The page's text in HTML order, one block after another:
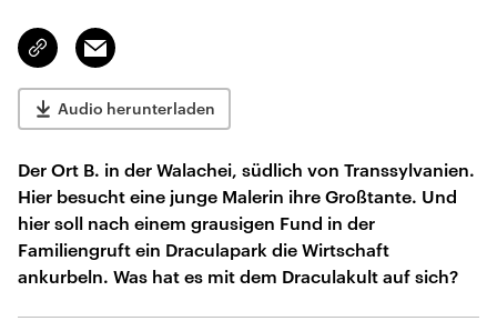
Link
kopieren/teilen
Email
Audio herunterladen
Der Ort B. in der Walachei, südlich von Transsylvanien.
Hier besucht eine junge Malerin ihre Großtante. Und
hier soll nach einem grausigen Fund in der
Familiengruft ein Draculapark die Wirtschaft
ankurbeln. Was hat es mit dem Draculakult auf sich?